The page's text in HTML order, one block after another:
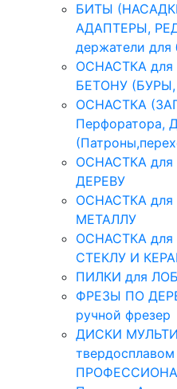
БИТЫ
АДАПТЕРЫ,
держатели для
ОСНАСТКА для
БЕТОНУ
ОСНАСТКА
Перфоратора,
ОСНАСТКА для
ДЕРЕВУ
ОСНАСТКА для
МЕТАЛЛУ
ОСНАСТКА для
СТЕКЛУ И
ПИЛКИ для
ФРЕЗЫ ПО
ручной фрезер
ДИСКИ